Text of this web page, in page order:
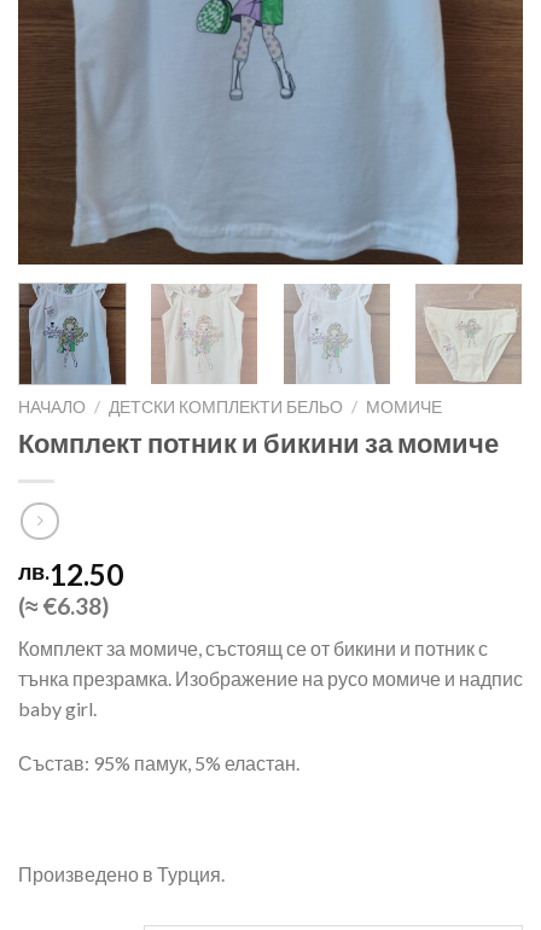
НАЧАЛО / ДЕТСКИ КОМПЛЕКТИ БЕЛЬО / МОМИЧЕ
Комплект потник и бикини за момиче
лв.12.50
(≈ €6.38)
Комплект за момиче, състоящ се от бикини и потник с
тънка презрамка. Изображение на русо момиче и надпис
baby girl.
Състав: 95% памук, 5% еластан.
Произведено в Турция.